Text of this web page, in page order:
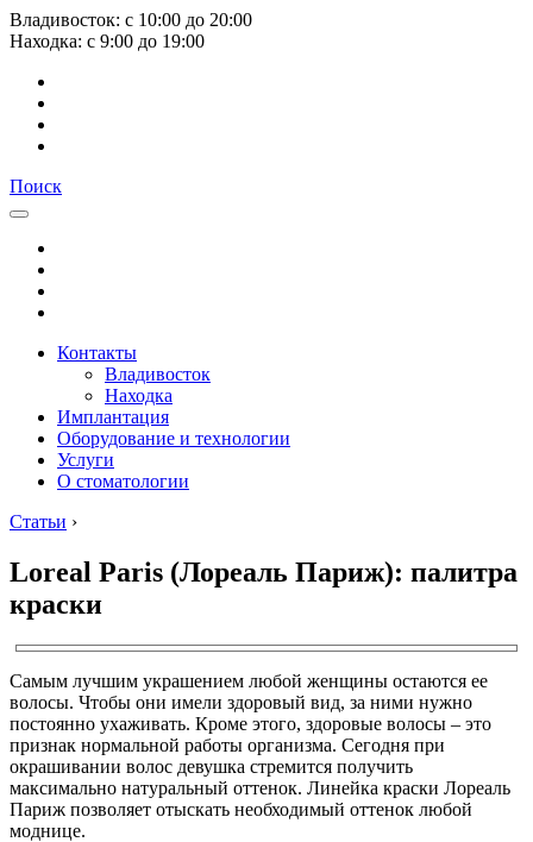
Владивосток: с 10:00 до 20:00
Находка: с 9:00 до 19:00
Поиск
Контакты
Владивосток
Находка
Имплантация
Оборудование и технологии
Услуги
О стоматологии
Статьи ›
Loreal Paris (Лореаль Париж): палитра
краски
Самым лучшим украшением любой женщины остаются ее
волосы. Чтобы они имели здоровый вид, за ними нужно
постоянно ухаживать. Кроме этого, здоровые волосы – это
признак нормальной работы организма. Сегодня при
окрашивании волос девушка стремится получить
максимально натуральный оттенок. Линейка краски Лореаль
Париж позволяет отыскать необходимый оттенок любой
моднице.